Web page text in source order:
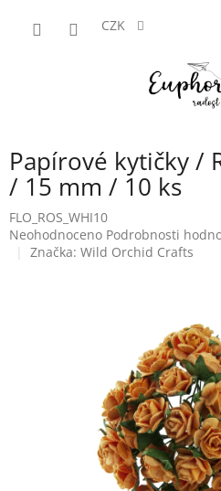
CZK
Papírové kytičky /
/ 15 mm / 10 ks
FLO_ROS_WHI10
Průměrné
hodnocení
Neohodnoceno Podrobnosti
Značka: Wild Orchid Crafts